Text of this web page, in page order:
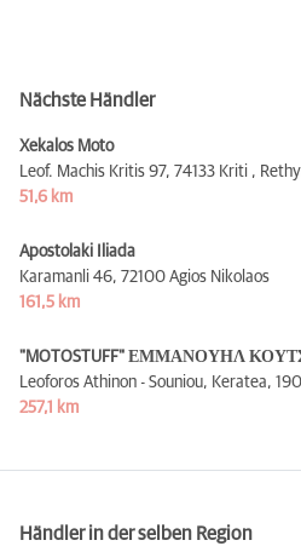
Nächste Händler
Xekalos Moto
Leof. Machis Kritis 97, 74133 Kriti ,
51,6 km
Apostolaki Iliada
Karamanli 46, 72100 Agios Nikolaos
161,5 km
"MOTOSTUFF" ΕΜΜΑΝΟΥΗΛ
Leoforos Athinon - Souniou, Keratea,
257,1 km
Händler in der selben Region